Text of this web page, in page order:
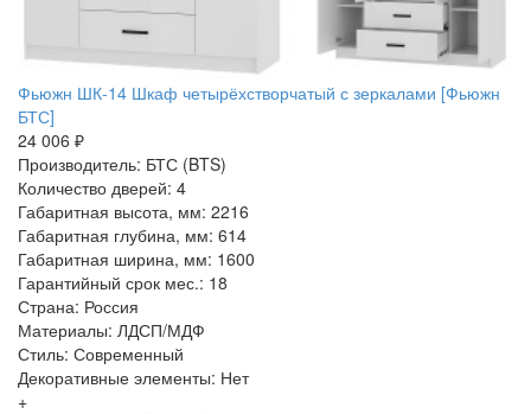
Фьюжн ШК-14 Шкаф четырёхстворчатый с зеркалами [Фьюжн
БТС]
24 006 ₽
Производитель: БТС (BTS)
Количество дверей: 4
Габаритная высота, мм: 2216
Габаритная глубина, мм: 614
Габаритная ширина, мм: 1600
Гарантийный срок мес.: 18
Страна: Россия
Материалы: ЛДСП/МДФ
Стиль: Современный
Декоративные элементы: Нет
+